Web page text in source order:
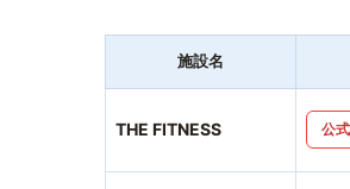
施設名
THE FITNESS 公式